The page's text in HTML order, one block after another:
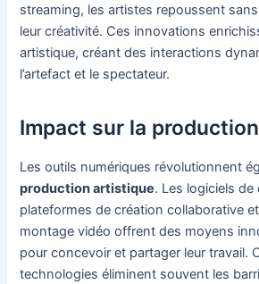
streaming, les artistes repoussent
leur créativité. Ces innovations
artistique, créant des interactions
l’artefact et le spectateur.
Impact sur la
Les outils numériques révolutionnent
production artistique. Les logiciels
plateformes de création collaborative
montage vidéo offrent des moyens
pour concevoir et partager leur travail.
technologies éliminent souvent les